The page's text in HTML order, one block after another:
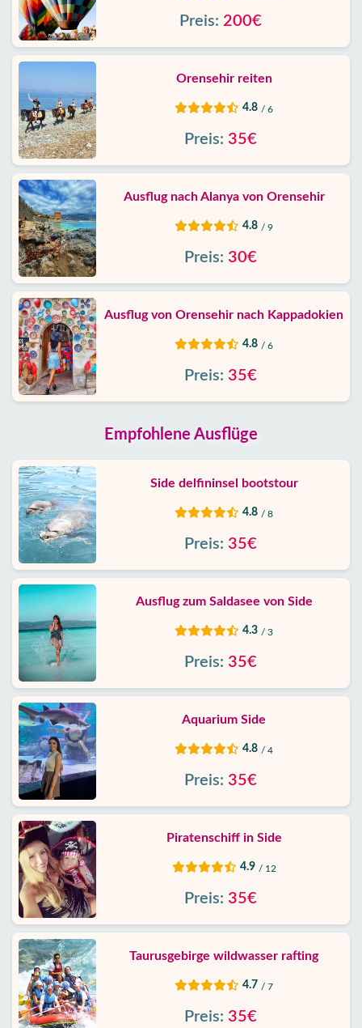
Preis: 200€
Orensehir reiten
4.8 / 6
Preis: 35€
Ausflug nach Alanya von Orensehir
4.8 / 9
Preis: 30€
Ausflug von Orensehir nach Kappadokien
4.8 / 6
Preis: 35€
Empfohlene Ausflüge
Side delfininsel bootstour
4.8 / 8
Preis: 35€
Ausflug zum Saldasee von Side
4.3 / 3
Preis: 35€
Aquarium Side
4.8 / 4
Preis: 35€
Piratenschiff in Side
4.9 / 12
Preis: 35€
Taurusgebirge wildwasser rafting
4.7 / 7
Preis: 35€